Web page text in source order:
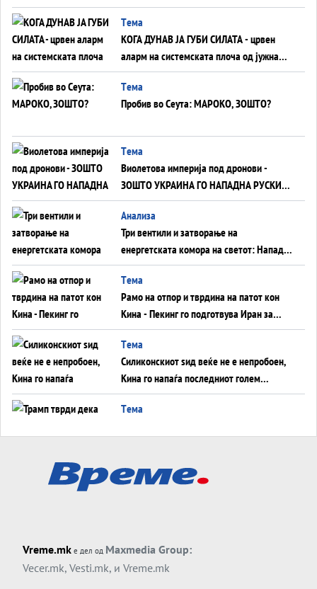
ВНУЦИ ДА ГИ ЗАМЕНАТ
Tема
КОГА ДУНАВ ЈА ГУБИ СИЛАТА - црвен
аларм на системската плоча од јужна
Германија до Црното Море...
Tема
Пробив во Сеута: МАРОКО, ЗОШТО?
Tема
Виолетова империја под дронови -
ЗОШТО УКРАИНА ГО НАПАДНА РУСКИОТ
WILDBERRIES
Aнализа
Три вентили и затворање на
енергетската комора на светот: Нападот
во Суец најавува глобален енергетски
инфаркт?
Tема
Рамо на отпор и тврдина на патот кон
Кина - Пекинг го подготвува Иран за
американска копнена инвазија
Tема
Силиконскиот ѕид веќе не е непробоен,
Кина го напаѓа последниот голем
монопол на Западот?
Tема
Tема
ДЛАБОКО УДОЛУ: Сметководствените
АТОМСКО ДОМИНО НА БЛИСКИОТ
ИСТОК
Vreme.mk е дел од Maxmedia Group:
Vecer.mk, Vesti.mk, и Vreme.mk